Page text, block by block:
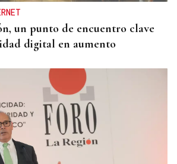
un punto de encuentro clave
digital en aumento